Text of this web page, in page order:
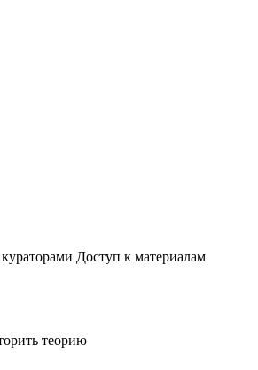
Доступ к материалам
теорию